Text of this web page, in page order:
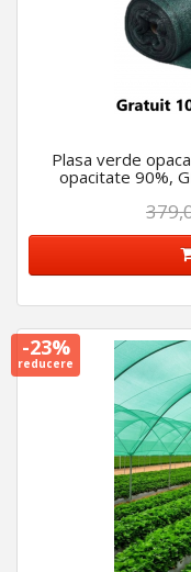
Plasa verde
opacitate 90%,
-23%
reducere